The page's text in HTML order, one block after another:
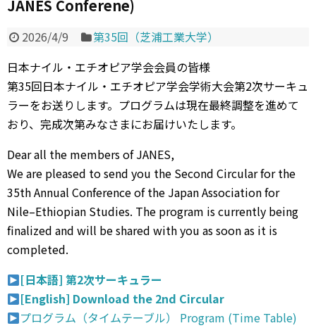
JANES Conferene)
2026/4/9
第35回（芝浦工業大学）
日本ナイル・エチオピア学会会員の皆様
第35回日本ナイル・エチオピア学会学術大会第2次サーキュ
ラーをお送りします。プログラムは現在最終調整を進めて
おり、完成次第みなさまにお届けいたします。
Dear all the members of JANES,
We are pleased to send you the Second Circular for the
35th Annual Conference of the Japan Association for
Nile–Ethiopian Studies. The program is currently being
finalized and will be shared with you as soon as it is
completed.
[日本語] 第2次サーキュラー
[English] Download the 2nd Circular
プログラム（タイムテーブル） Program (Time Table)